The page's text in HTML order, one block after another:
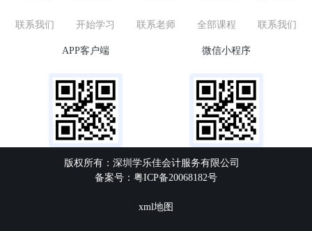
联系我们 开始学习 联系老师 全部课程 联系我们
APP客户端 微信小程序
版权所有：深圳学乐佳会计服务有限公司
备案号：粤ICP备20068182号
xml地图